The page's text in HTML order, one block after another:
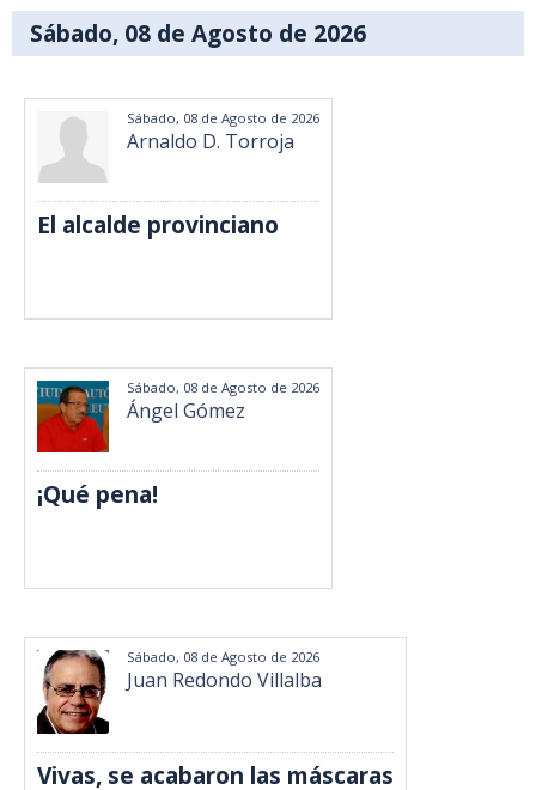
Sábado, 08 de Agosto de 2026
Sábado, 08 de Agosto de 2026
Arnaldo D. Torroja
El alcalde provinciano
Sábado, 08 de Agosto de 2026
Ángel Gómez
¡Qué pena!
Sábado, 08 de Agosto de 2026
Juan Redondo Villalba
Vivas, se acabaron las máscaras